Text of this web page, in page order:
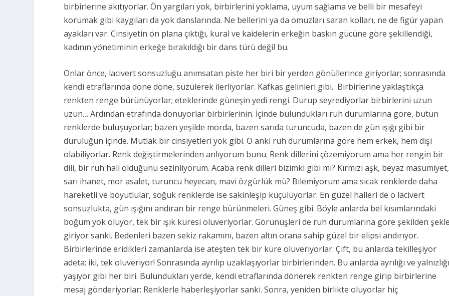
birbirlerine akıtıyorlar. Ön yargıları yok, birbirlerini yoklama, uyum sağlama ve belli bir mesafeyi
korumak gibi kaygıları da yok danslarında. Ne bellerini ya da omuzları saran kolları, ne de figür yapan
ayakları var. Cinsiyetin ön plana çıktığı, kural ve kaidelerin erkeğin baskın gücüne göre şekillendiği,
kadının yönetiminin erkeğe bırakıldığı bir dans türü değil bu.
Onlar önce, lacivert sonsuzluğu anımsatan piste her biri bir yerden gönüllerince giriyorlar; sonrasında
kendi etraflarında döne döne, süzülerek ilerliyorlar. Kafkas gelinleri gibi. Birbirlerine yaklaştıkça
renkten renge bürünüyorlar; eteklerinde güneşin yedi rengi. Durup seyrediyorlar birbirlerini uzun
uzun… Ardından etrafında dönüyorlar birbirlerinin. İçinde bulundukları ruh durumlarına göre, bütün
renklerde buluşuyorlar; bazen yeşilde morda, bazen sarıda turuncuda, bazen de gün ışığı gibi bir
duruluğun içinde. Mutlak bir cinsiyetleri yok gibi. O anki ruh durumlarına göre hem erkek, hem dişi
olabiliyorlar. Renk değiştirmelerinden anlıyorum bunu. Renk dillerini çözemiyorum ama her rengin bir
dili, bir ruh hali olduğunu sezinliyorum. Acaba renk dilleri bizimki gibi mi? Kırmızı aşk, beyaz masumiyet,
sarı ihanet, mor asalet, turuncu heyecan, mavi özgürlük mü? Bilemiyorum ama sıcak renklerde daha
hareketli ve boyutlular, soğuk renklerde ise sakinleşip küçülüyorlar. En güzel halleri de o lacivert
sonsuzlukta, gün ışığını andıran bir renge bürünmeleri. Güneş gibi. Böyle anlarda bel kısımlarındaki
boğum yok oluyor, tek bir ışık küresi oluveriyorlar. Görünüşleri de ruh durumlarına göre şekilden
giriyor sanki. Bedenleri bazen sekiz rakamını, bazen altın orana sahip güzel bir elipsi andırıyor.
Birbirlerinde eridikleri zamanlarda ise ateşten tek bir küre oluveriyorlar. Çift, bu anlarda tekilleşiyor
adeta; iki, tek oluveriyor! Sonrasında ayrılıp uzaklaşıyorlar birbirlerinden. Bu anlarda ayrılığı ve
yaşıyor gibi her biri. Bulundukları yerde, kendi etraflarında dönerek renkten renge girip birbirlerine
mesaj gönderiyorlar: Renklerle haberleşiyorlar sanki. Sonra, yeniden birlikte oluyorlar hiç